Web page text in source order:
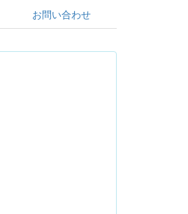
お問い合わせ